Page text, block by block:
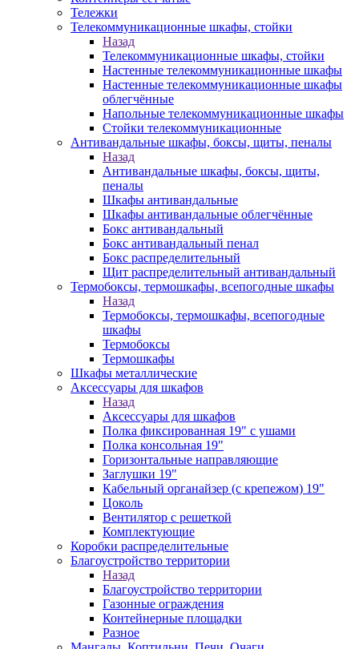
Тележки
Телекоммуникационные шкафы, стойки
Назад
Телекоммуникационные шкафы, стойки
Настенные телекоммуникационные шкафы
Настенные телекоммуникационные шкафы
облегчённые
Напольные телекоммуникационные шкафы
Стойки телекоммуникационные
Антивандальные шкафы, боксы, щиты, пеналы
Назад
Антивандальные шкафы, боксы, щиты,
пеналы
Шкафы антивандальные
Шкафы антивандальные облегчённые
Бокс антивандальный
Бокс антивандальный пенал
Бокс распределительный
Щит распределительный антивандальный
Термобоксы, термошкафы, всепогодные шкафы
Назад
Термобоксы, термошкафы, всепогодные
шкафы
Термобоксы
Термошкафы
Шкафы металлические
Аксессуары для шкафов
Назад
Аксессуары для шкафов
Полка фиксированная 19" с ушами
Полка консольная 19"
Горизонтальные направляющие
Заглушки 19"
Кабельный органайзер (с крепежом) 19"
Цоколь
Вентилятор с решеткой
Комплектующие
Коробки распределительные
Благоустройство территории
Назад
Благоустройство территории
Газонные ограждения
Контейнерные площадки
Разное